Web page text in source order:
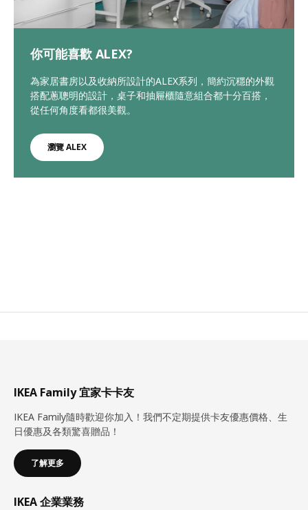
你可能喜歡 ALEX?
為家居書房以及收納所設計的ALEX系列，簡約沉穩的外觀
搭配蔥聰明的設計，桌子和抽屜櫃隨意組合都十分百搭，
從任何角度看都很美觀。
瀏覽 ALEX
IKEA Family 宜家卡卡友
IKEA Family隨時歡迎你加入！我們不定期提供卡友優惠價格、生
日優惠及各類驚喜贈品！
了解更多
IKEA 企業業務